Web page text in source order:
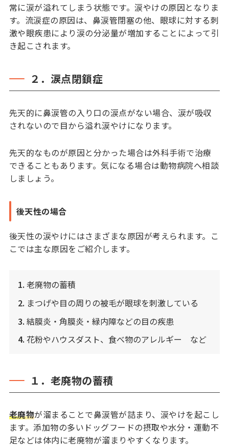
常に涙が溢れてしまう状態です。涙やけの原因となりま
す。流涙症の原因は、鼻涙管閉塞の他、眼球に対する刺
激や眼疾患により涙の分泌量が増加することによって引
き起こされます。
２．涙点閉鎖症
先天的に鼻涙管の入り口の涙点がない場合、涙が吸収
されないので目から溢れ涙やけになります。
先天的なものが原因と分かった場合は外科手術で治療
できることもあります。気になる場合は動物病院へ相談
しましょう。
後天性の場合
後天性の涙やけにはさまざまな原因が考えられます。こ
こでは主な原因をご紹介します。
1. 老廃物の蓄積
2. まつげや目の周りの被毛が眼球を刺激している
3. 結膜炎・角膜炎・緑内障などの目の疾患
4. 花粉やハウスダスト、食べ物のアレルギー など
１．老廃物の蓄積
老廃物が溜まることで鼻涙管が詰まり、涙やけを起こし
ます。添加物の多いドッグフードの摂取や水分・運動不
足などは体内に老廃物が溜まりやすくなります。